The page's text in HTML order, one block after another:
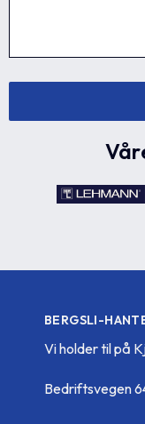
BERGSLI-
Vi holder til på
Bedriftsvegen